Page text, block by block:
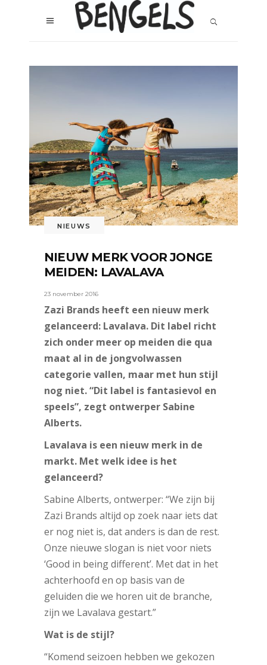
NIEUWS
NIEUW MERK VOOR JONGE
MEIDEN: LAVALAVA
23 november 2016
Zazi Brands heeft een nieuw merk
gelanceerd: Lavalava. Dit label richt
zich onder meer op meiden die qua
maat al in de jongvolwassen
categorie vallen, maar met hun stijl
nog niet. “Dit label is fantasievol en
speels”, zegt ontwerper Sabine
Alberts.
Lavalava is een nieuw merk in de
markt. Met welk idee is het
gelanceerd?
Sabine Alberts, ontwerper: “We zijn bij
Zazi Brands altijd op zoek naar iets dat
er nog niet is, dat anders is dan de rest.
Onze nieuwe slogan is niet voor niets
‘Good in being different’. Met dat in het
achterhoofd en op basis van de
geluiden die we horen uit de branche,
zijn we Lavalava gestart.”
Wat is de stijl?
“Komend seizoen hebben we gekozen